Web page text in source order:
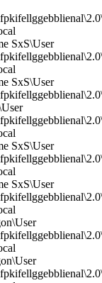
SxS\User
SxS\User
SxS\User
SxS\User